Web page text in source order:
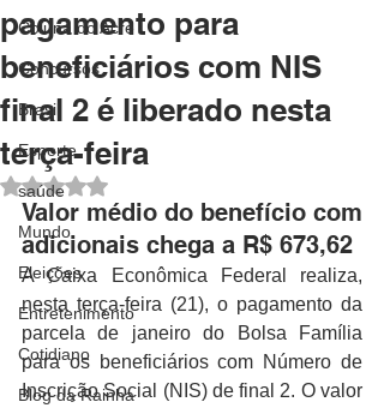
Coluna do Acre
Concursos
Brasil
Esporte
saúde
Mundo
Eleições
Entretenimento
Cotidiano
Blog da Rainha
pagamento para
beneficiários com NIS
final 2 é liberado nesta
terça-feira
Avaliado com NaN de 5 estrelas.
Valor médio do benefício com
adicionais chega a R$ 673,62
A Caixa Econômica Federal realiza,
nesta terça-feira (21), o pagamento da
parcela de janeiro do Bolsa Família
para os beneficiários com Número de
Inscrição Social (NIS) de final 2. O valor